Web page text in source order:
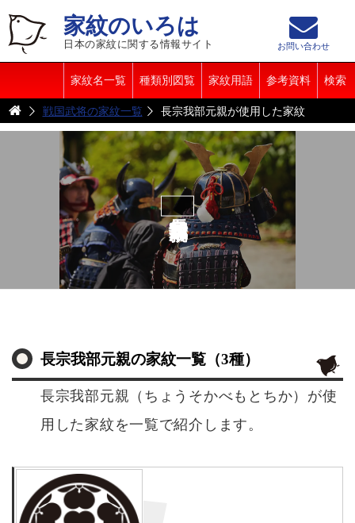
家紋のいろは
日本の家紋に関する情報サイト
家紋名一覧 種類別図覧 家紋用語 参考資料 検索
お問い合わせ
戦国武将の家紋一覧 長宗我部元親が使用した家紋
長宗我部元親の家紋一覧（3種）
長宗我部元親（ちょうそかべもとちか）が使
用した家紋を一覧で紹介します。